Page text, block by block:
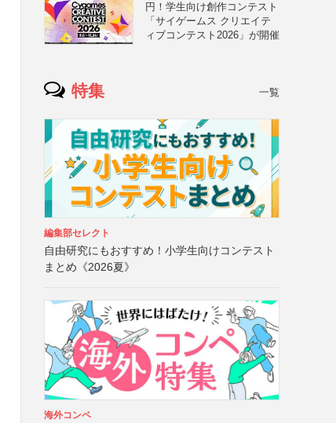
円！学生向け創作コンテスト
「サイゲームス クリエイテ
ィブコンテスト2026」が開催
特集 一覧
編集部セレクト
自由研究にもおすすめ！小学生向けコンテスト
まとめ《2026夏》
海外コンペ